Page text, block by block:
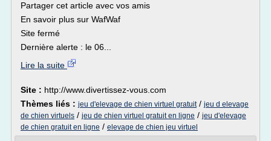
Partager cet article avec vos amis
En savoir plus sur WafWaf
Site fermé
Dernière alerte : le 06...
Lire la suite
Site : http://www.divertissez-vous.com
Thèmes liés : jeu d'elevage de chien virtuel gratuit/ jeu d elevage
de chien virtuels / jeu de chien virtuel gratuit en ligne / jeu d'elevage
de chien gratuit en ligne / elevage de chien jeu virtuel